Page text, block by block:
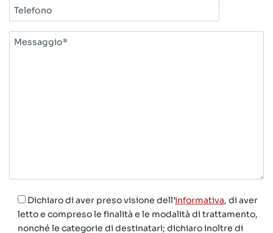
Telefono
Messaggio*
Dichiaro di aver preso visione dell’informativa, di aver
letto e compreso le finalità e le modalità di trattamento,
nonché le categorie di destinatari; dichiaro inoltre di